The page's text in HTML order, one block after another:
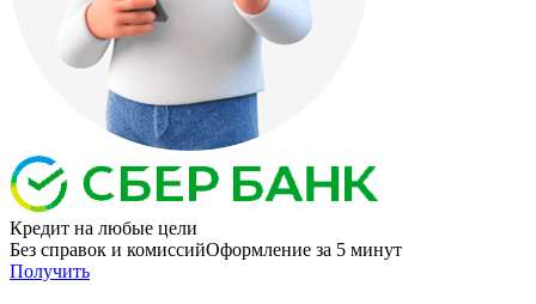
Кредит на любые цели
Без справок и комиссийОформление за 5 минут
Получить